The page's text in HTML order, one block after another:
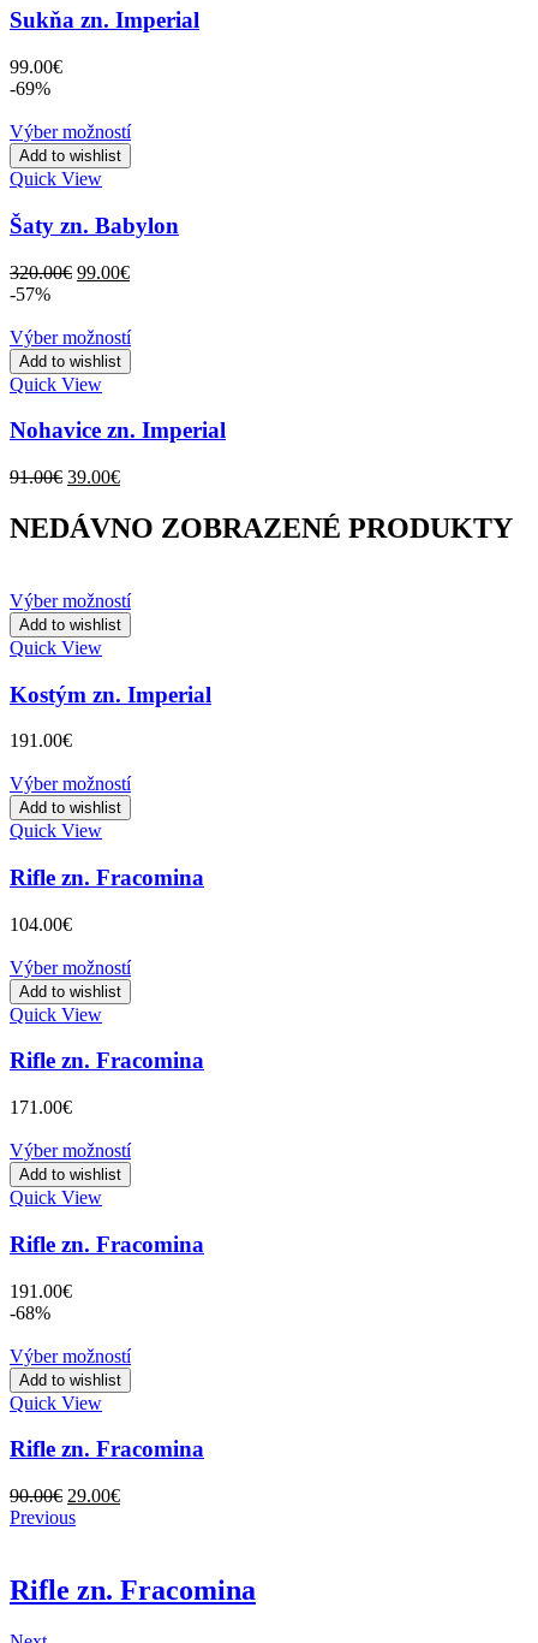
Sukňa zn. Imperial
99.00€
-69%
Výber možností
Add to wishlist
Quick View
Šaty zn. Babylon
320.00€ Original
320.00€.
99.00€Current
99.00€.
-57%
Výber možností
Add to wishlist
Quick View
Nohavice zn. Imperial
91.00€ Original
was:
91.00€.
39.00€Current
is:
39.00€.
NEDÁVNO ZOBRAZENÉ PRODUKTY
Výber možností
Add to wishlist
Quick View
Kostým zn. Imperial
191.00€
Výber možností
Add to wishlist
Quick View
Rifle zn. Fracomina
104.00€
Výber možností
Add to wishlist
Quick View
Rifle zn. Fracomina
171.00€
Výber možností
Add to wishlist
Quick View
Rifle zn. Fracomina
191.00€
-68%
Výber možností
Add to wishlist
Quick View
Rifle zn. Fracomina
90.00€ Original
price
29.00€Current
Previous
Rifle zn. Fracomina